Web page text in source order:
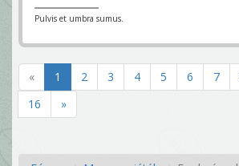
Pulvis et umbra sumus.
« 1 2 3 4 5 6 7
16
»